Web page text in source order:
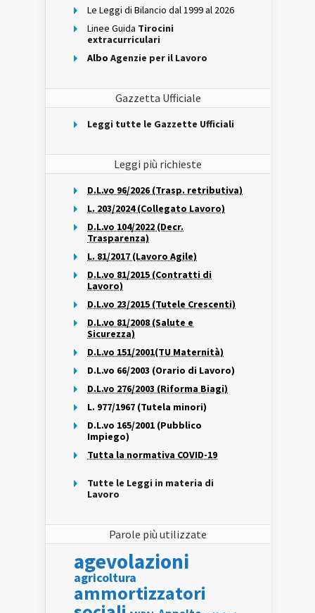
Le Leggi di Bilancio dal 1999 al 2026
Linee Guida Tirocini
extracurriculari
Albo Agenzie per il Lavoro
Gazzetta Ufficiale
Leggi tutte le Gazzette Ufficiali
Leggi più richieste
D.L.vo 96/2026 (Trasp. retributiva)
L. 203/2024 (Collegato Lavoro)
D.L.vo 104/2022 (Decr.
Trasparenza)
L. 81/2017 (Lavoro Agile)
D.L.vo 81/2015 (Contratti di
Lavoro)
D.L.vo 23/2015 (Tutele Crescenti)
D.L.vo 81/2008 (Salute e
Sicurezza)
D.L.vo 151/2001(TU Maternità)
D.L.vo 66/2003 (Orario di Lavoro)
D.L.vo 276/2003 (Riforma Biagi)
L. 977/1967 (Tutela minori)
D.L.vo 165/2001 (Pubblico
Impiego)
Tutta la normativa COVID-19
Tutte le Leggi in materia di
Lavoro
Parole più utilizzate
agevolazioni
agricoltura
ammortizzatori